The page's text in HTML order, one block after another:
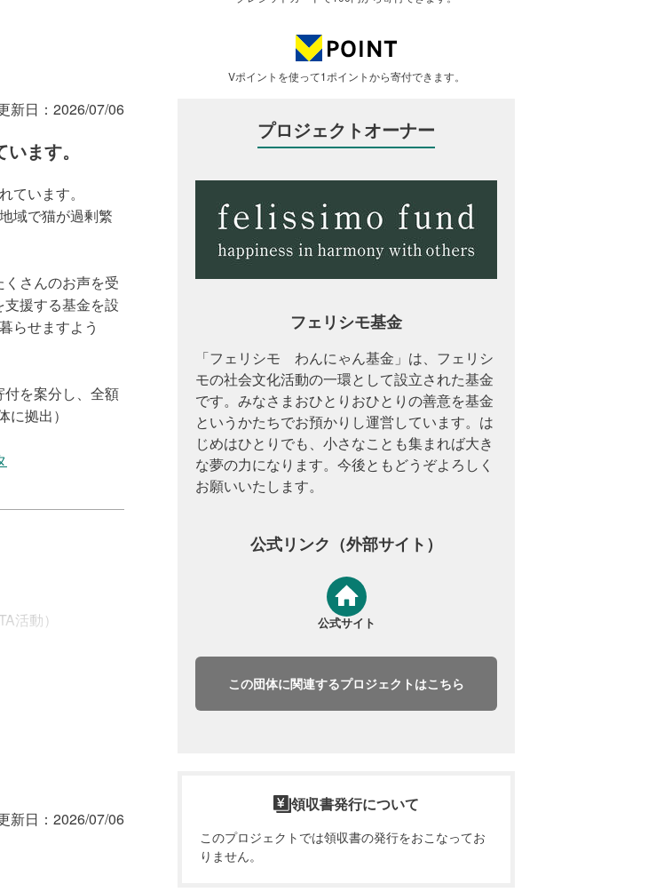
新日： 2026/07/06
ます。
ています。
域で猫が過剰繁
さんのお声を受
援する基金を設
らせますよう
を案分し、全額
拠出）
活動）
ジに掲載してい
新日： 2026/07/06
Vポイントを使って1ポイントから寄付できます。
プロジェクトオーナー
フェリシモ基金
「フェリシモ わんにゃん基金」は、フェリシ
モの社会文化活動の一環として設立された基金
です。みなさまおひとりおひとりの善意を基金
というかたちでお預かりし運営しています。は
じめはひとりでも、小さなことも集まれば大き
な夢の力になります。今後ともどうぞよろしく
お願いいたします。
公式リンク（外部サイト）
公式サイト
この団体に関連するプロジェクトはこちら
領収書発行について
このプロジェクトでは領収書の発行をおこなってお
りません。